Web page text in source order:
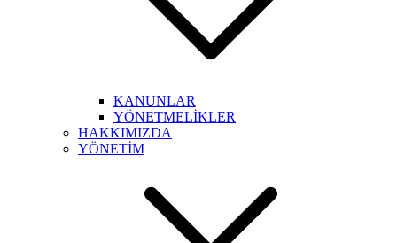
KANUNLAR
YÖNETMELİKLER
HAKKIMIZDA
YÖNETİM